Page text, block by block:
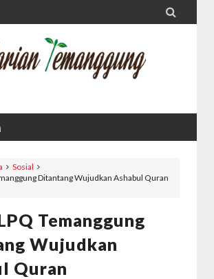

Sosial
Ditantang Wujudkan Ashabul Quran
Temanggung
Wujudkan
Quran